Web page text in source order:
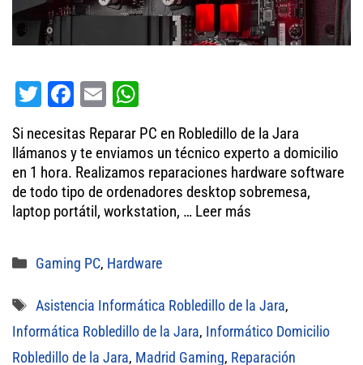
T
tt
er
Fa
ce
bo
ok
E
ail
ha
ts
A
pp
Si necesitas Reparar PC en Robledillo de la Jara
llámanos y te enviamos un técnico experto a domicilio
en 1 hora. Realizamos reparaciones hardware software
de todo tipo de ordenadores desktop sobremesa,
laptop portátil, workstation, … Leer más
Categorías
Gaming PC, Hardware
Etiquetas
Asistencia Informática Robledillo de la Jara,
Informática Robledillo de la Jara, Informático Domicilio
Robledillo de la Jara, Madrid Gaming, Reparación